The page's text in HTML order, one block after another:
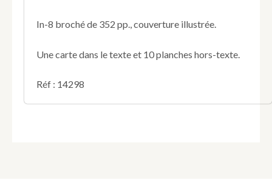
In-8 broché de 352 pp., couverture illustrée.
Une carte dans le texte et 10 planches hors-texte.
Réf : 14298